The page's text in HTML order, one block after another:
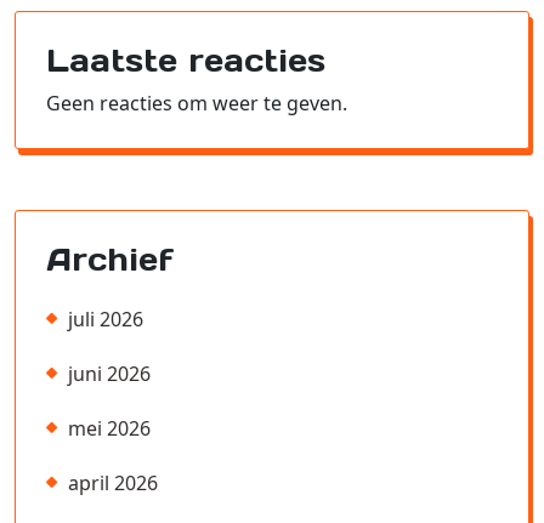
Laatste reacties
Geen reacties om weer te geven.
Archief
juli 2026
juni 2026
mei 2026
april 2026